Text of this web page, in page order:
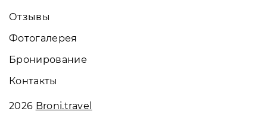
Отзывы
Фотогалерея
Бронирование
Контакты
2026 Broni.travel